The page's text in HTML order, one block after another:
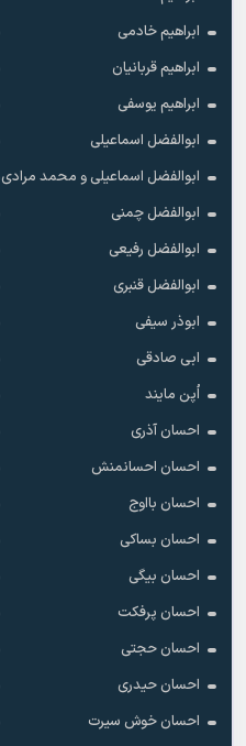
ابراهیم خادمی
ابراهیم قربانیان
ابراهیم یوسفی
ابوالفضل اسماعیلی
ابوالفضل اسماعیلی و محمد مرادی
ابوالفضل چمنی
ابوالفضل رفیعی
ابوالفضل قنبری
ابوذر سیفی
ابی صادقی
اُپن مایند
احسان آذری
احسان احسانمنش
احسان بااوج
احسان بساکی
احسان بیگی
احسان پرفکت
احسان حجتی
احسان حیدری
احسان خوش سیرت